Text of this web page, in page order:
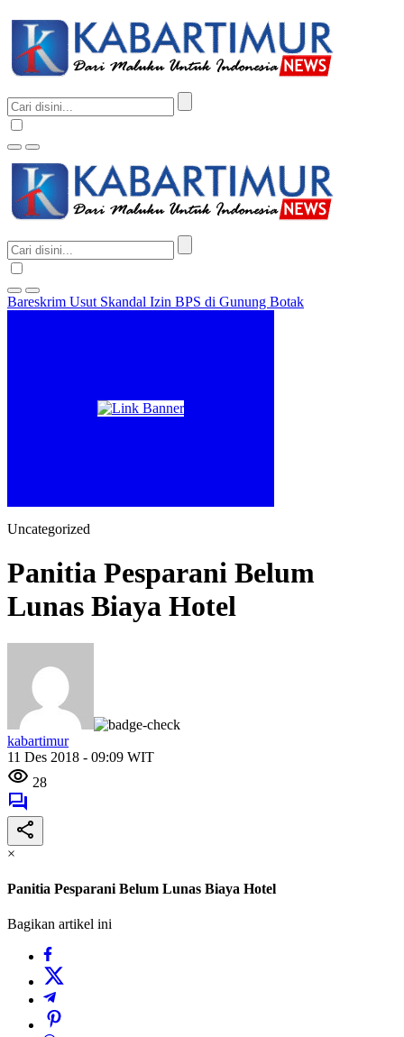
Bareskrim Usut Skandal Izin BPS di Gunung Botak
Uncategorized
Panitia Pesparani Belum
Lunas Biaya Hotel
kabartimur
11 Des 2018 - 09:09 WIT
28
×
Panitia Pesparani Belum Lunas Biaya Hotel
Bagikan artikel ini